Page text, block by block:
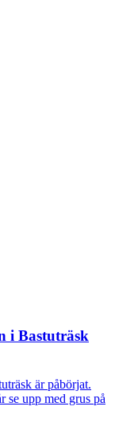
i Bastuträsk
är påbörjat.
se upp med grus på